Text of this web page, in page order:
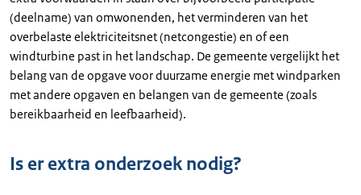
(deelname) van omwonenden, het verminderen van het
overbelaste elektriciteitsnet (netcongestie) en of een
windturbine past in het landschap. De gemeente vergelijkt het
belang van de opgave voor duurzame energie met windparken
met andere opgaven en belangen van de gemeente (zoals
bereikbaarheid en leefbaarheid).
Is er extra onderzoek nodig?